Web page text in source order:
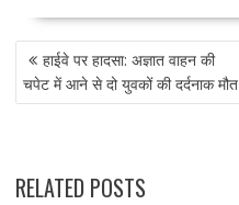
e
b
o
k
to
d
o
ai
l
POST
NAVIGATION
हाईवे पर हादसा: अज्ञात वाहन की
चपेट में आने से दो युवकों की दर्दनाक मौत
RELATED POSTS